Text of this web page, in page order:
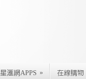
星滙網APPS » 在線購物